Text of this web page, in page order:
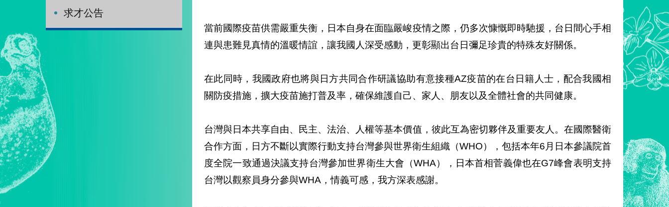
求才公告
當前國際疫苗供需嚴重失衡，日本自身在面臨嚴峻疫情之際，仍多次慷慨即時馳援，台日間心手相
連與患難見真情的溫暖情誼，讓我國人深受感動，更彰顯出台日彌足珍貴的特殊友好關係。
在此同時，我國政府也將與日方共同合作研議協助有意接種AZ疫苗的在台日籍人士，配合我國相
關防疫措施，擴大疫苗施打普及率，確保維護自己、家人、朋友以及全體社會的共同健康。
台灣與日本共享自由、民主、法治、人權等基本價值，彼此互為密切夥伴及重要友人。在國際醫衛
合作方面，日方不斷以實際行動支持台灣參與世界衛生組織（WHO），包括本年6月日本參議院首
度全院一致通過決議支持台灣參加世界衛生大會（WHA），日本首相菅義偉也在G7峰會表明支持
台灣以觀察員身分參與WHA，情義可感，我方深表感謝。